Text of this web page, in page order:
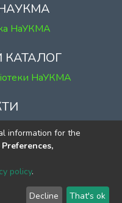
НаУКМА
КАТАЛОГ
НаУКМА
Сковороди, 2
31
information for the
policy.
Decline That's ok